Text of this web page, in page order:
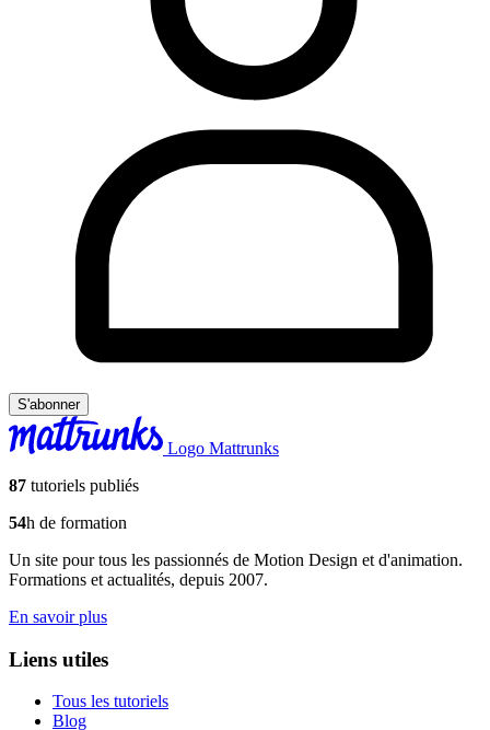
S'abonner
Logo Mattrunks
87 tutoriels publiés
54h de formation
Un site pour tous les passionnés de Motion Design et d'animation.
Formations et actualités, depuis 2007.
En savoir plus
Liens utiles
Tous les tutoriels
Blog